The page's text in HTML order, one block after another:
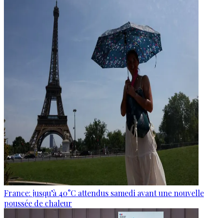
France: jusqu’à 40°C attendus samedi avant une nouvelle
poussée de chaleur